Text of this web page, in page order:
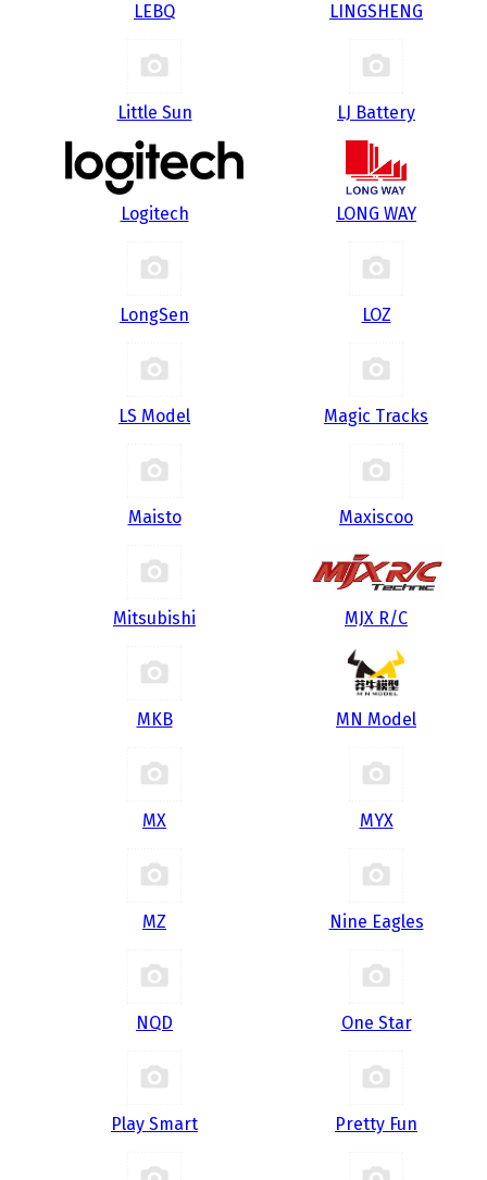
LEBQ LINGSHENG
Little Sun LJ Battery
Logitech LONG WAY
LongSen LOZ
LS Model Magic Tracks
Maisto Maxiscoo
Mitsubishi MJX R/C
MKB MN Model
MX MYX
MZ Nine Eagles
NQD One Star
Play Smart Pretty Fun